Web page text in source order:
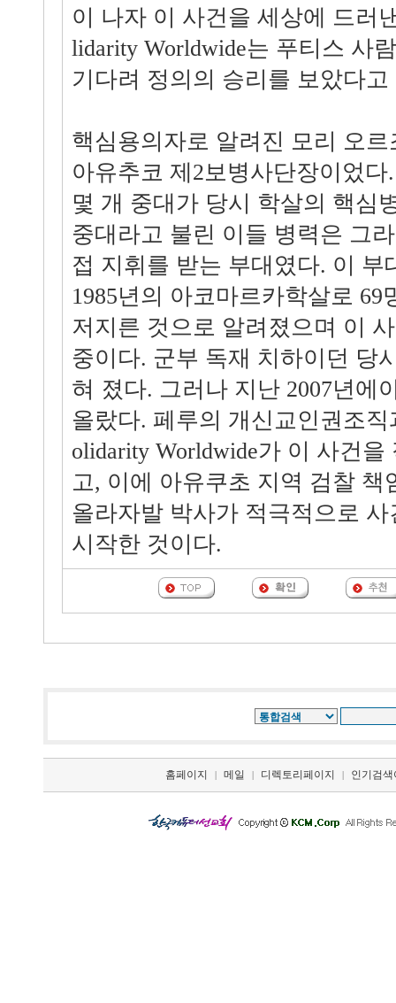
이 나자 이 사건을 세상에 드러
lidarity Worldwide는 푸티스 사
기다려 정의의 승리를 보았다고
핵심용의자로 알려진 모리 오
아유추코 제2보병사단장이었
몇 개 중대가 당시 학살의 핵심
중대라고 불린 이들 병력은 그
접 지휘를 받는 부대였다. 이 부
1985년의 아코마르카학살로 69
저지른 것으로 알려졌으며 이
중이다. 군부 독재 치하이던 당
혀 졌다. 그러나 지난 2007년에
올랐다. 페루의 개신교인권조직
olidarity Worldwide가 이 사건
고, 이에 아유쿠초 지역 검찰 책
올라자발 박사가 적극적으로
시작한 것이다.
홈페이지 | 메일 | 디렉토리페이지 | 인기검색